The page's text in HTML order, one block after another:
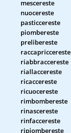
mescereste
nuocereste
pasticcereste
piombereste
prelibereste
raccapriccereste
riabbraccereste
riallaccereste
ricaccereste
ricuocereste
rimbombereste
rinascereste
rinfaccereste
ripiombereste